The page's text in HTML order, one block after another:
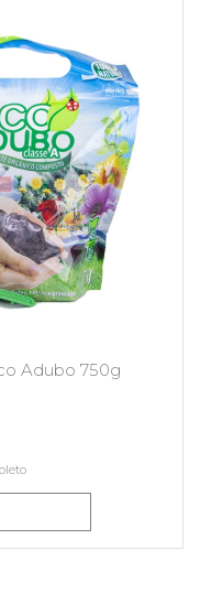
Adubo 750g